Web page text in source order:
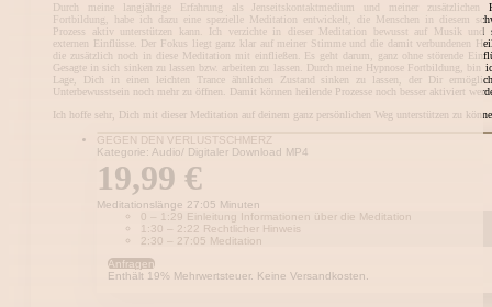
Durch meine langjährige Erfahrung als Jenseitskontaktmedium und meiner zusätzlichen
Fortbildung, habe ich dazu eine spezielle Meditation entwickelt, die Menschen in diesem
Prozess aktiv unterstützen kann. Ich verzichte in dieser Meditation bewusst auf Musik und
externen Einflüsse. Der Fokus liegt ganz klar auf meiner Stimme und die damit verbundenen
die zusätzlich noch in diese Meditation mit einfließen. Es geht darum, ganz ohne störende
Gesagte in sich sinken zu lassen bzw. arbeiten zu lassen. Durch meine Hypnose Fortbildung, bin
Lage, Dich in einen leichten Trance ähnlichen Zustand sinken zu lassen, der Dir
Unterbewusstsein noch mehr zu öffnen. Damit können heilende Prozesse noch besser aktiviert
Ich hoffe sehr, Dich mit dieser Meditation auf deinem ganz persönlichen Weg unterstützen zu
GEGEN DEN VERLUSTSCHMERZ
Kategorie: Audio/ Digitaler Download MP4
19,99 €
Meditationslänge 27:05 Minuten
0 – 1:29 Einleitung Informationen über die Meditation
1:30 – 2:22 Rechtlicher Hinweis
2:30 – 27:05 Meditation
Anfragen
Enthält 19% Mehrwertsteuer. Keine Versandkosten.